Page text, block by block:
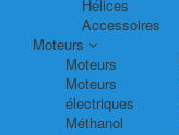
Hélices
Accessoires
Moteurs
Moteurs
Moteurs
électriques
Méthanol